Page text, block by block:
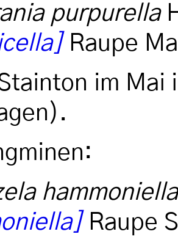
purpurella
Raupe
im
hammoniella
Raupe